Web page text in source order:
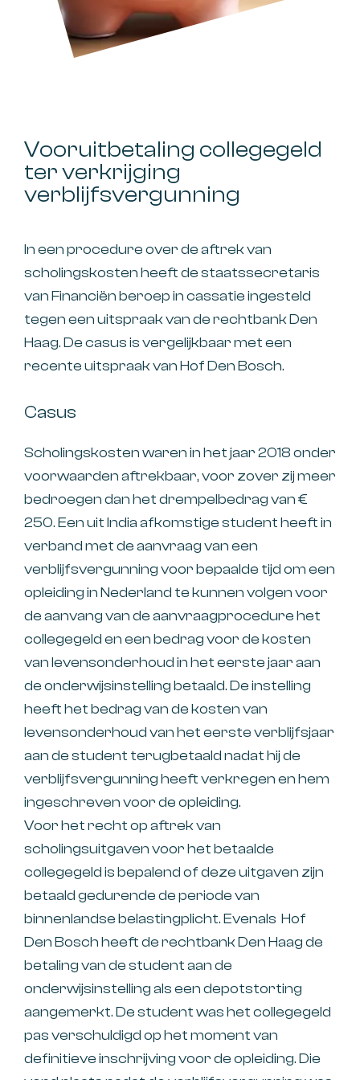
Vooruitbetaling collegegeld
ter verkrijging
verblijfsvergunning
In een procedure over de aftrek van
scholingskosten heeft de staatssecretaris
van Financiën beroep in cassatie ingesteld
tegen een uitspraak van de rechtbank Den
Haag. De casus is vergelijkbaar met een
recente uitspraak van Hof Den Bosch.
Casus
Scholingskosten waren in het jaar 2018 onder
voorwaarden aftrekbaar, voor zover zij meer
bedroegen dan het drempelbedrag van €
250. Een uit India afkomstige student heeft in
verband met de aanvraag van een
verblijfsvergunning voor bepaalde tijd om een
opleiding in Nederland te kunnen volgen voor
de aanvang van de aanvraagprocedure het
collegegeld en een bedrag voor de kosten
van levensonderhoud in het eerste jaar aan
de onderwijsinstelling betaald. De instelling
heeft het bedrag van de kosten van
levensonderhoud van het eerste verblijfsjaar
aan de student terugbetaald nadat hij de
verblijfsvergunning heeft verkregen en hem
ingeschreven voor de opleiding.
Voor het recht op aftrek van
scholingsuitgaven voor het betaalde
collegegeld is bepalend of deze uitgaven zijn
betaald gedurende de periode van
binnenlandse belastingplicht. Evenals Hof
Den Bosch heeft de rechtbank Den Haag de
betaling van de student aan de
onderwijsinstelling als een depotstorting
aangemerkt. De student was het collegegeld
pas verschuldigd op het moment van
definitieve inschrijving voor de opleiding. Die